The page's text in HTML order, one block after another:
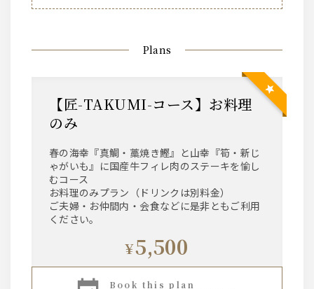
Plans
【匠-TAKUMI-コース】お料理
のみ
春の海幸『真鯛・藁焼き鰹』と山幸『筍・新じ
ゃがいも』に国産牛フィレ肉のステーキを愉し
むコース
お料理のみプラン（ドリンクは別料金）
ご夫婦・お仲間内・会食などに是非ともご利用
ください。
¥5,500
book this plan